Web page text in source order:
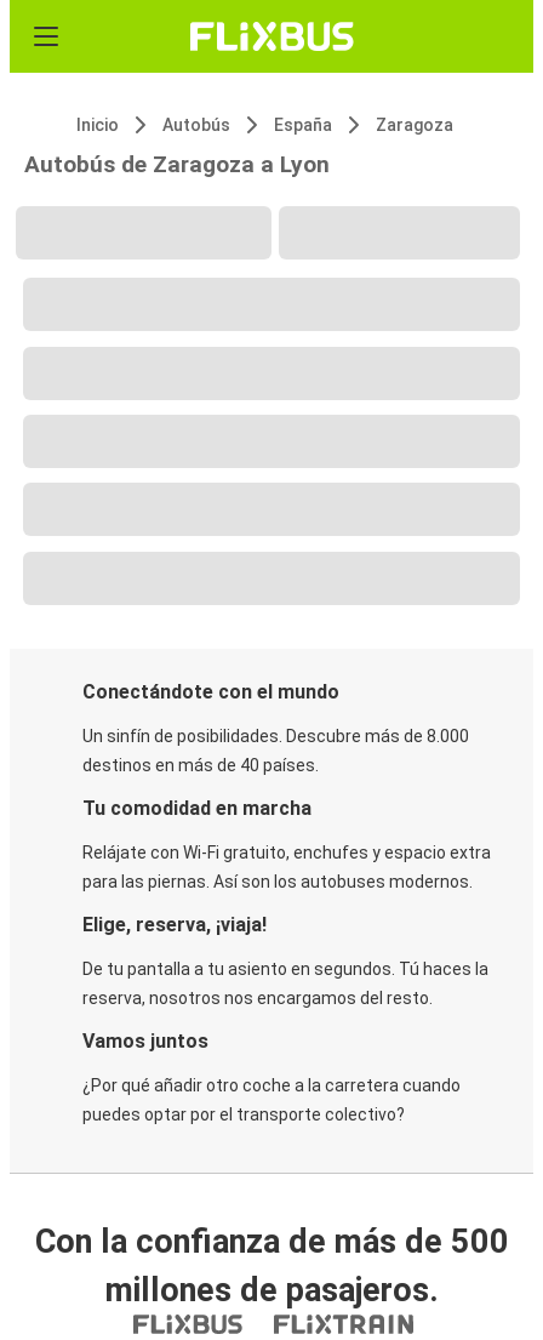
Inicio Autobús España Zaragoza
Autobús de Zaragoza a Lyon
Conectándote con el mundo
Un sinfín de posibilidades. Descubre más de 8.000
destinos en más de 40 países.
Tu comodidad en marcha
Relájate con Wi-Fi gratuito, enchufes y espacio extra
para las piernas. Así son los autobuses modernos.
Elige, reserva, ¡viaja!
De tu pantalla a tu asiento en segundos. Tú haces la
reserva, nosotros nos encargamos del resto.
Vamos juntos
¿Por qué añadir otro coche a la carretera cuando
puedes optar por el transporte colectivo?
Con la confianza de más de 500
millones de pasajeros.